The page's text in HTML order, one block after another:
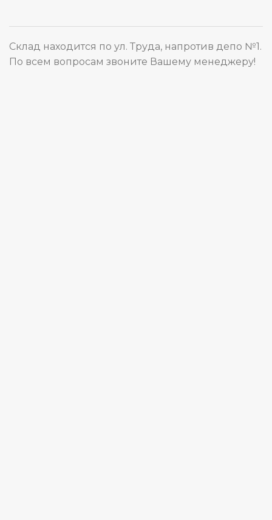
Склад находится по ул. Труда, напротив депо №1.
По всем вопросам звоните Вашему менеджеру!